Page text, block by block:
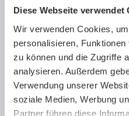
Diese Webseite verwendet
Wir verwenden Cookies,
personalisieren,
zu können und die Zugriffe
analysieren. Außerdem
Verwendung unserer
soziale Medien, Werbung
Partner führen diese
gubergren, no sea takimata
amet.
Überschrift
Lorem ipsum dolor sit amet,
diam nonumy eirmod tempor
magna aliquyam erat, sed